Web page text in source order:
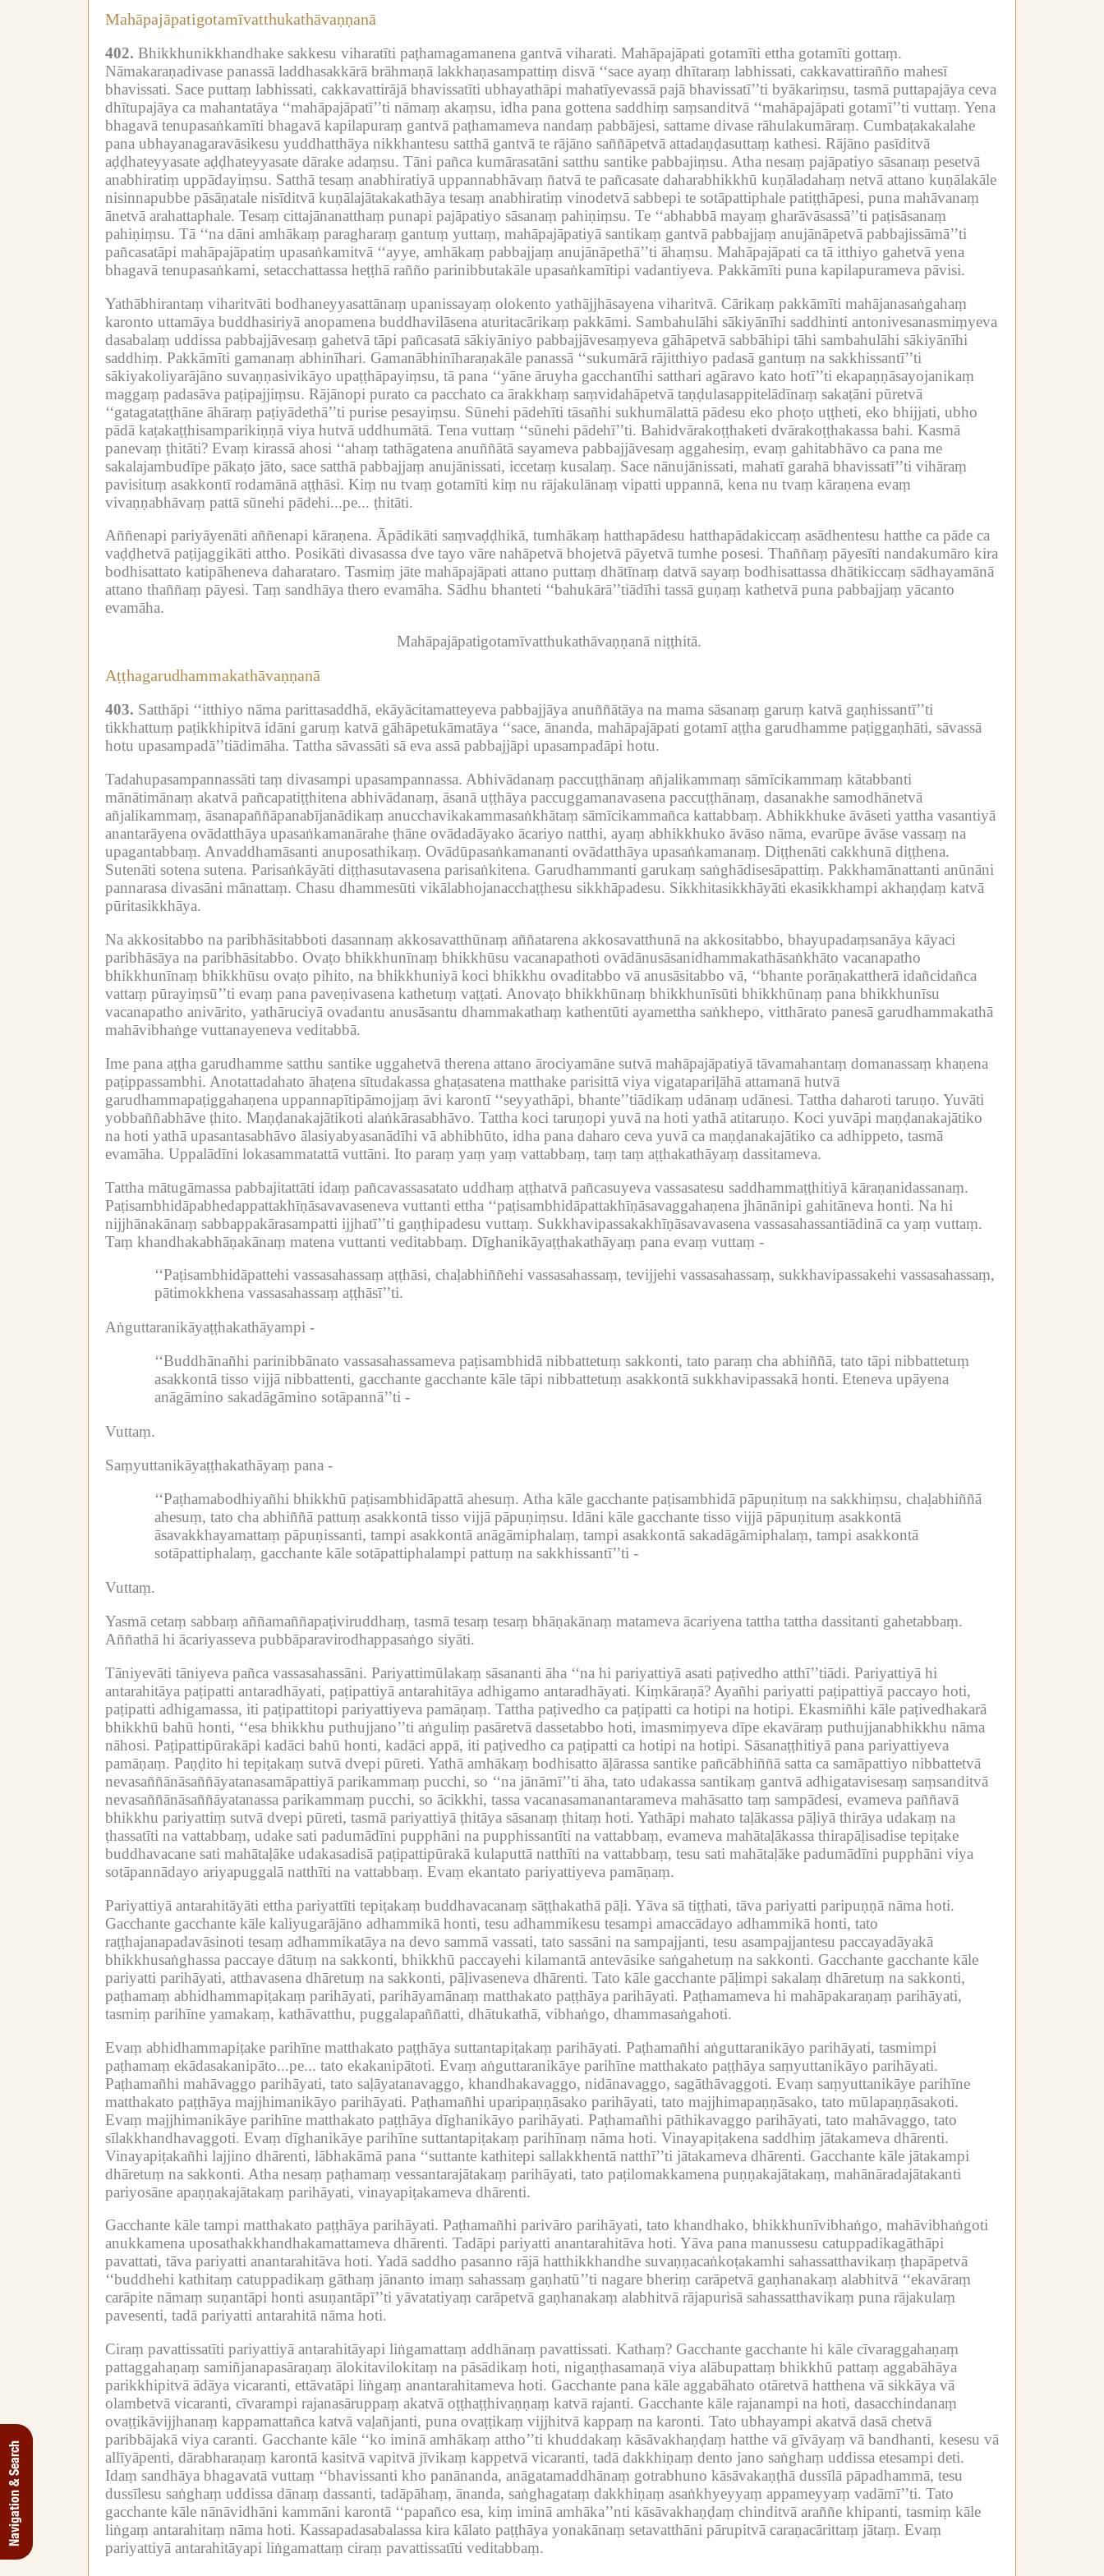
Navigation & Search
Mahāpajāpatigotamīvatthukathāvaṇṇanā
402. Bhikkhunikkhandhake sakkesu viharatīti paṭhamagamanena gantvā viharati. Mahāpajāpati gotamīti ettha gotamīti gottaṃ.
Nāmakaraṇadivase panassā laddhasakkārā brāhmaṇā lakkhaṇasampattiṃ disvā ‘‘sace ayaṃ dhītaraṃ labhissati, cakkavattirañño mahesī
bhavissati. Sace puttaṃ labhissati, cakkavattirājā bhavissatīti ubhayathāpi mahatīyevassā pajā bhavissatī’’ti byākariṃsu, tasmā puttapajāya ceva
dhītupajāya ca mahantatāya ‘‘mahāpajāpatī’’ti nāmaṃ akaṃsu, idha pana gottena saddhiṃ saṃsanditvā ‘‘mahāpajāpati gotamī’’ti vuttaṃ. Yena
bhagavā tenupasaṅkamīti bhagavā kapilapuraṃ gantvā paṭhamameva nandaṃ pabbājesi, sattame divase rāhulakumāraṃ. Cumbaṭakakalahe
pana ubhayanagaravāsikesu yuddhatthāya nikkhantesu satthā gantvā te rājāno saññāpetvā attadaṇḍasuttaṃ kathesi. Rājāno pasīditvā
aḍḍhateyyasate aḍḍhateyyasate dārake adaṃsu. Tāni pañca kumārasatāni satthu santike pabbajiṃsu. Atha nesaṃ pajāpatiyo sāsanaṃ pesetvā
anabhiratiṃ uppādayiṃsu. Satthā tesaṃ anabhiratiyā uppannabhāvaṃ ñatvā te pañcasate daharabhikkhū kuṇāladahaṃ netvā attano kuṇālakāle
nisinnapubbe pāsāṇatale nisīditvā kuṇālajātakakathāya tesaṃ anabhiratiṃ vinodetvā sabbepi te sotāpattiphale patiṭṭhāpesi, puna mahāvanaṃ
ānetvā arahattaphale. Tesaṃ cittajānanatthaṃ punapi pajāpatiyo sāsanaṃ pahiṇiṃsu. Te ‘‘abhabbā mayaṃ gharāvāsassā’’ti paṭisāsanaṃ
pahiṇiṃsu. Tā ‘‘na dāni amhākaṃ paragharaṃ gantuṃ yuttaṃ, mahāpajāpatiyā santikaṃ gantvā pabbajjaṃ anujānāpetvā pabbajissāmā’’ti
pañcasatāpi mahāpajāpatiṃ upasaṅkamitvā ‘‘ayye, amhākaṃ pabbajjaṃ anujānāpethā’’ti āhaṃsu. Mahāpajāpati ca tā itthiyo gahetvā yena
bhagavā tenupasaṅkami, setacchattassa heṭṭhā rañño parinibbutakāle upasaṅkamītipi vadantiyeva. Pakkāmīti puna kapilapurameva pāvisi.
Yathābhirantaṃ viharitvāti bodhaneyyasattānaṃ upanissayaṃ olokento yathājjhāsayena viharitvā. Cārikaṃ pakkāmīti mahājanasaṅgahaṃ
karonto uttamāya buddhasiriyā anopamena buddhavilāsena aturitacārikaṃ pakkāmi. Sambahulāhi sākiyānīhi saddhinti antonivesanasmiṃyeva
dasabalaṃ uddissa pabbajjāvesaṃ gahetvā tāpi pañcasatā sākiyāniyo pabbajjāvesaṃyeva gāhāpetvā sabbāhipi tāhi sambahulāhi sākiyānīhi
saddhiṃ. Pakkāmīti gamanaṃ abhinīhari. Gamanābhinīharaṇakāle panassā ‘‘sukumārā rājitthiyo padasā gantuṃ na sakkhissantī’’ti
sākiyakoliyarājāno suvaṇṇasivikāyo upaṭṭhāpayiṃsu, tā pana ‘‘yāne āruyha gacchantīhi satthari agāravo kato hotī’’ti ekapaṇṇāsayojanikaṃ
maggaṃ padasāva paṭipajjiṃsu. Rājānopi purato ca pacchato ca ārakkhaṃ saṃvidahāpetvā taṇḍulasappitelādīnaṃ sakaṭāni pūretvā
‘‘gatagataṭṭhāne āhāraṃ paṭiyādethā’’ti purise pesayiṃsu. Sūnehi pādehīti tāsañhi sukhumālattā pādesu eko phoṭo uṭṭheti, eko bhijjati, ubho
pādā kaṭakaṭṭhisamparikiṇṇā viya hutvā uddhumātā. Tena vuttaṃ ‘‘sūnehi pādehī’’ti. Bahidvārakoṭṭhaketi dvārakoṭṭhakassa bahi. Kasmā
panevaṃ ṭhitāti? Evaṃ kirassā ahosi ‘‘ahaṃ tathāgatena anuññātā sayameva pabbajjāvesaṃ aggahesiṃ, evaṃ gahitabhāvo ca pana me
sakalajambudīpe pākaṭo jāto, sace satthā pabbajjaṃ anujānissati, iccetaṃ kusalaṃ. Sace nānujānissati, mahatī garahā bhavissatī’’ti vihāraṃ
pavisituṃ asakkontī rodamānā aṭṭhāsi. Kiṃ nu tvaṃ gotamīti kiṃ nu rājakulānaṃ vipatti uppannā, kena nu tvaṃ kāraṇena evaṃ
vivaṇṇabhāvaṃ pattā sūnehi pādehi...pe... ṭhitāti.
Aññenapi pariyāyenāti aññenapi kāraṇena. Āpādikāti saṃvaḍḍhikā, tumhākaṃ hatthapādesu hatthapādakiccaṃ asādhentesu hatthe ca pāde ca
vaḍḍhetvā paṭijaggikāti attho. Posikāti divasassa dve tayo vāre nahāpetvā bhojetvā pāyetvā tumhe posesi. Thaññaṃ pāyesīti nandakumāro kira
bodhisattato katipāheneva daharataro. Tasmiṃ jāte mahāpajāpati attano puttaṃ dhātīnaṃ datvā sayaṃ bodhisattassa dhātikiccaṃ sādhayamānā
attano thaññaṃ pāyesi. Taṃ sandhāya thero evamāha. Sādhu bhanteti ‘‘bahukārā’’tiādīhi tassā guṇaṃ kathetvā puna pabbajjaṃ yācanto
evamāha.
Mahāpajāpatigotamīvatthukathāvaṇṇanā niṭṭhitā.
Aṭṭhagarudhammakathāvaṇṇanā
403. Satthāpi ‘‘itthiyo nāma parittasaddhā, ekāyācitamatteyeva pabbajjāya anuññātāya na mama sāsanaṃ garuṃ katvā gaṇhissantī’’ti
tikkhattuṃ paṭikkhipitvā idāni garuṃ katvā gāhāpetukāmatāya ‘‘sace, ānanda, mahāpajāpati gotamī aṭṭha garudhamme paṭiggaṇhāti, sāvassā
hotu upasampadā’’tiādimāha. Tattha sāvassāti sā eva assā pabbajjāpi upasampadāpi hotu.
Tadahupasampannassāti taṃ divasampi upasampannassa. Abhivādanaṃ paccuṭṭhānaṃ añjalikammaṃ sāmīcikammaṃ kātabbanti
mānātimānaṃ akatvā pañcapatiṭṭhitena abhivādanaṃ, āsanā uṭṭhāya paccuggamanavasena paccuṭṭhānaṃ, dasanakhe samodhānetvā
añjalikammaṃ, āsanapaññāpanabījanādikaṃ anucchavikakammasaṅkhātaṃ sāmīcikammañca kattabbaṃ. Abhikkhuke āvāseti yattha vasantiyā
anantarāyena ovādatthāya upasaṅkamanārahe ṭhāne ovādadāyako ācariyo natthi, ayaṃ abhikkhuko āvāso nāma, evarūpe āvāse vassaṃ na
upagantabbaṃ. Anvaddhamāsanti anuposathikaṃ. Ovādūpasaṅkamananti ovādatthāya upasaṅkamanaṃ. Diṭṭhenāti cakkhunā diṭṭhena.
Sutenāti sotena sutena. Parisaṅkāyāti diṭṭhasutavasena parisaṅkitena. Garudhammanti garukaṃ saṅghādisesāpattiṃ. Pakkhamānattanti anūnāni
pannarasa divasāni mānattaṃ. Chasu dhammesūti vikālabhojanacchaṭṭhesu sikkhāpadesu. Sikkhitasikkhāyāti ekasikkhampi akhaṇḍaṃ katvā
pūritasikkhāya.
Na akkositabbo na paribhāsitabboti dasannaṃ akkosavatthūnaṃ aññatarena akkosavatthunā na akkositabbo, bhayupadaṃsanāya kāyaci
paribhāsāya na paribhāsitabbo. Ovaṭo bhikkhunīnaṃ bhikkhūsu vacanapathoti ovādānusāsanidhammakathāsaṅkhāto vacanapatho
bhikkhunīnaṃ bhikkhūsu ovaṭo pihito, na bhikkhuniyā koci bhikkhu ovaditabbo vā anusāsitabbo vā, ‘‘bhante porāṇakattherā idañcidañca
vattaṃ pūrayiṃsū’’ti evaṃ pana paveṇivasena kathetuṃ vaṭṭati. Anovaṭo bhikkhūnaṃ bhikkhunīsūti bhikkhūnaṃ pana bhikkhunīsu
vacanapatho anivārito, yathāruciyā ovadantu anusāsantu dhammakathaṃ kathentūti ayamettha saṅkhepo, vitthārato panesā garudhammakathā
mahāvibhaṅge vuttanayeneva veditabbā.
Ime pana aṭṭha garudhamme satthu santike uggahetvā therena attano ārociyamāne sutvā mahāpajāpatiyā tāvamahantaṃ domanassaṃ khaṇena
paṭippassambhi. Anotattadahato āhaṭena sītudakassa ghaṭasatena matthake parisittā viya vigatapariḷāhā attamanā hutvā
garudhammapaṭiggahaṇena uppannapītipāmojjaṃ āvi karontī ‘‘seyyathāpi, bhante’’tiādikaṃ udānaṃ udānesi. Tattha daharoti taruṇo. Yuvāti
yobbaññabhāve ṭhito. Maṇḍanakajātikoti alaṅkārasabhāvo. Tattha koci taruṇopi yuvā na hoti yathā atitaruṇo. Koci yuvāpi maṇḍanakajātiko
na hoti yathā upasantasabhāvo ālasiyabyasanādīhi vā abhibhūto, idha pana daharo ceva yuvā ca maṇḍanakajātiko ca adhippeto, tasmā
evamāha. Uppalādīni lokasammatattā vuttāni. Ito paraṃ yaṃ yaṃ vattabbaṃ, taṃ taṃ aṭṭhakathāyaṃ dassitameva.
Tattha mātugāmassa pabbajitattāti idaṃ pañcavassasatato uddhaṃ aṭṭhatvā pañcasuyeva vassasatesu saddhammaṭṭhitiyā kāraṇanidassanaṃ.
Paṭisambhidāpabhedappattakhīṇāsavavaseneva vuttanti ettha ‘‘paṭisambhidāpattakhīṇāsavaggahaṇena jhānānipi gahitāneva honti. Na hi
nijjhānakānaṃ sabbappakārasampatti ijjhatī’’ti gaṇṭhipadesu vuttaṃ. Sukkhavipassakakhīṇāsavavasena vassasahassantiādinā ca yaṃ vuttaṃ.
Taṃ khandhakabhāṇakānaṃ matena vuttanti veditabbaṃ. Dīghanikāyaṭṭhakathāyaṃ pana evaṃ vuttaṃ -
‘‘Paṭisambhidāpattehi vassasahassaṃ aṭṭhāsi, chaḷabhiññehi vassasahassaṃ, tevijjehi vassasahassaṃ, sukkhavipassakehi vassasahassaṃ,
pātimokkhena vassasahassaṃ aṭṭhāsī’’ti.
Aṅguttaranikāyaṭṭhakathāyampi -
‘‘Buddhānañhi parinibbānato vassasahassameva paṭisambhidā nibbattetuṃ sakkonti, tato paraṃ cha abhiññā, tato tāpi nibbattetuṃ
asakkontā tisso vijjā nibbattenti, gacchante gacchante kāle tāpi nibbattetuṃ asakkontā sukkhavipassakā honti. Eteneva upāyena
anāgāmino sakadāgāmino sotāpannā’’ti -
Vuttaṃ.
Saṃyuttanikāyaṭṭhakathāyaṃ pana -
‘‘Paṭhamabodhiyañhi bhikkhū paṭisambhidāpattā ahesuṃ. Atha kāle gacchante paṭisambhidā pāpuṇituṃ na sakkhiṃsu, chaḷabhiññā
ahesuṃ, tato cha abhiññā pattuṃ asakkontā tisso vijjā pāpuṇiṃsu. Idāni kāle gacchante tisso vijjā pāpuṇituṃ asakkontā
āsavakkhayamattaṃ pāpuṇissanti, tampi asakkontā anāgāmiphalaṃ, tampi asakkontā sakadāgāmiphalaṃ, tampi asakkontā
sotāpattiphalaṃ, gacchante kāle sotāpattiphalampi pattuṃ na sakkhissantī’’ti -
Vuttaṃ.
Yasmā cetaṃ sabbaṃ aññamaññapaṭiviruddhaṃ, tasmā tesaṃ tesaṃ bhāṇakānaṃ matameva ācariyena tattha tattha dassitanti gahetabbaṃ.
Aññathā hi ācariyasseva pubbāparavirodhappasaṅgo siyāti.
Tāniyevāti tāniyeva pañca vassasahassāni. Pariyattimūlakaṃ sāsananti āha ‘‘na hi pariyattiyā asati paṭivedho atthī’’tiādi. Pariyattiyā hi
antarahitāya paṭipatti antaradhāyati, paṭipattiyā antarahitāya adhigamo antaradhāyati. Kiṃkāraṇā? Ayañhi pariyatti paṭipattiyā paccayo hoti,
paṭipatti adhigamassa, iti paṭipattitopi pariyattiyeva pamāṇaṃ. Tattha paṭivedho ca paṭipatti ca hotipi na hotipi. Ekasmiñhi kāle paṭivedhakarā
bhikkhū bahū honti, ‘‘esa bhikkhu puthujjano’’ti aṅguliṃ pasāretvā dassetabbo hoti, imasmiṃyeva dīpe ekavāraṃ puthujjanabhikkhu nāma
nāhosi. Paṭipattipūrakāpi kadāci bahū honti, kadāci appā, iti paṭivedho ca paṭipatti ca hotipi na hotipi. Sāsanaṭṭhitiyā pana pariyattiyeva
pamāṇaṃ. Paṇḍito hi tepiṭakaṃ sutvā dvepi pūreti. Yathā amhākaṃ bodhisatto āḷārassa santike pañcābhiññā satta ca samāpattiyo nibbattetvā
nevasaññānāsaññāyatanasamāpattiyā parikammaṃ pucchi, so ‘‘na jānāmī’’ti āha, tato udakassa santikaṃ gantvā adhigatavisesaṃ saṃsanditvā
nevasaññānāsaññāyatanassa parikammaṃ pucchi, so ācikkhi, tassa vacanasamanantarameva mahāsatto taṃ sampādesi, evameva paññavā
bhikkhu pariyattiṃ sutvā dvepi pūreti, tasmā pariyattiyā ṭhitāya sāsanaṃ ṭhitaṃ hoti. Yathāpi mahato taḷākassa pāḷiyā thirāya udakaṃ na
ṭhassatīti na vattabbaṃ, udake sati padumādīni pupphāni na pupphissantīti na vattabbaṃ, evameva mahātaḷākassa thirapāḷisadise tepiṭake
buddhavacane sati mahātaḷāke udakasadisā paṭipattipūrakā kulaputtā natthīti na vattabbaṃ, tesu sati mahātaḷāke padumādīni pupphāni viya
sotāpannādayo ariyapuggalā natthīti na vattabbaṃ. Evaṃ ekantato pariyattiyeva pamāṇaṃ.
Pariyattiyā antarahitāyāti ettha pariyattīti tepiṭakaṃ buddhavacanaṃ sāṭṭhakathā pāḷi. Yāva sā tiṭṭhati, tāva pariyatti paripuṇṇā nāma hoti.
Gacchante gacchante kāle kaliyugarājāno adhammikā honti, tesu adhammikesu tesampi amaccādayo adhammikā honti, tato
raṭṭhajanapadavāsinoti tesaṃ adhammikatāya na devo sammā vassati, tato sassāni na sampajjanti, tesu asampajjantesu paccayadāyakā
bhikkhusaṅghassa paccaye dātuṃ na sakkonti, bhikkhū paccayehi kilamantā antevāsike saṅgahetuṃ na sakkonti. Gacchante gacchante kāle
pariyatti parihāyati, atthavasena dhāretuṃ na sakkonti, pāḷivaseneva dhārenti. Tato kāle gacchante pāḷimpi sakalaṃ dhāretuṃ na sakkonti,
paṭhamaṃ abhidhammapiṭakaṃ parihāyati, parihāyamānaṃ matthakato paṭṭhāya parihāyati. Paṭhamameva hi mahāpakaraṇaṃ parihāyati,
tasmiṃ parihīne yamakaṃ, kathāvatthu, puggalapaññatti, dhātukathā, vibhaṅgo, dhammasaṅgahoti.
Evaṃ abhidhammapiṭake parihīne matthakato paṭṭhāya suttantapiṭakaṃ parihāyati. Paṭhamañhi aṅguttaranikāyo parihāyati, tasmimpi
paṭhamaṃ ekādasakanipāto...pe... tato ekakanipātoti. Evaṃ aṅguttaranikāye parihīne matthakato paṭṭhāya saṃyuttanikāyo parihāyati.
Paṭhamañhi mahāvaggo parihāyati, tato saḷāyatanavaggo, khandhakavaggo, nidānavaggo, sagāthāvaggoti. Evaṃ saṃyuttanikāye parihīne
matthakato paṭṭhāya majjhimanikāyo parihāyati. Paṭhamañhi uparipaṇṇāsako parihāyati, tato majjhimapaṇṇāsako, tato mūlapaṇṇāsakoti.
Evaṃ majjhimanikāye parihīne matthakato paṭṭhāya dīghanikāyo parihāyati. Paṭhamañhi pāthikavaggo parihāyati, tato mahāvaggo, tato
sīlakkhandhavaggoti. Evaṃ dīghanikāye parihīne suttantapiṭakaṃ parihīnaṃ nāma hoti. Vinayapiṭakena saddhiṃ jātakameva dhārenti.
Vinayapiṭakañhi lajjino dhārenti, lābhakāmā pana ‘‘suttante kathitepi sallakkhentā natthī’’ti jātakameva dhārenti. Gacchante kāle jātakampi
dhāretuṃ na sakkonti. Atha nesaṃ paṭhamaṃ vessantarajātakaṃ parihāyati, tato paṭilomakkamena puṇṇakajātakaṃ, mahānāradajātakanti
pariyosāne apaṇṇakajātakaṃ parihāyati, vinayapiṭakameva dhārenti.
Gacchante kāle tampi matthakato paṭṭhāya parihāyati. Paṭhamañhi parivāro parihāyati, tato khandhako, bhikkhunīvibhaṅgo, mahāvibhaṅgoti
anukkamena uposathakkhandhakamattameva dhārenti. Tadāpi pariyatti anantarahitāva hoti. Yāva pana manussesu catuppadikagāthāpi
pavattati, tāva pariyatti anantarahitāva hoti. Yadā saddho pasanno rājā hatthikkhandhe suvaṇṇacaṅkoṭakamhi sahassatthavikaṃ ṭhapāpetvā
‘‘buddhehi kathitaṃ catuppadikaṃ gāthaṃ jānanto imaṃ sahassaṃ gaṇhatū’’ti nagare bheriṃ carāpetvā gaṇhanakaṃ alabhitvā ‘‘ekavāraṃ
carāpite nāmaṃ suṇantāpi honti asuṇantāpī’’ti yāvatatiyaṃ carāpetvā gaṇhanakaṃ alabhitvā rājapurisā sahassatthavikaṃ puna rājakulaṃ
pavesenti, tadā pariyatti antarahitā nāma hoti.
Ciraṃ pavattissatīti pariyattiyā antarahitāyapi liṅgamattaṃ addhānaṃ pavattissati. Kathaṃ? Gacchante gacchante hi kāle cīvaraggahaṇaṃ
pattaggahaṇaṃ samiñjanapasāraṇaṃ ālokitavilokitaṃ na pāsādikaṃ hoti, nigaṇṭhasamaṇā viya alābupattaṃ bhikkhū pattaṃ aggabāhāya
parikkhipitvā ādāya vicaranti, ettāvatāpi liṅgaṃ anantarahitameva hoti. Gacchante pana kāle aggabāhato otāretvā hatthena vā sikkāya vā
olambetvā vicaranti, cīvarampi rajanasāruppaṃ akatvā oṭṭhaṭṭhivaṇṇaṃ katvā rajanti. Gacchante kāle rajanampi na hoti, dasacchindanaṃ
ovaṭṭikāvijjhanaṃ kappamattañca katvā vaḷañjanti, puna ovaṭṭikaṃ vijjhitvā kappaṃ na karonti. Tato ubhayampi akatvā dasā chetvā
paribbājakā viya caranti. Gacchante kāle ‘‘ko iminā amhākaṃ attho’’ti khuddakaṃ kāsāvakhaṇḍaṃ hatthe vā gīvāyaṃ vā bandhanti, kesesu vā
allīyāpenti, dārabharaṇaṃ karontā kasitvā vapitvā jīvikaṃ kappetvā vicaranti, tadā dakkhiṇaṃ dento jano saṅghaṃ uddissa etesampi deti.
Idaṃ sandhāya bhagavatā vuttaṃ ‘‘bhavissanti kho panānanda, anāgatamaddhānaṃ gotrabhuno kāsāvakaṇṭhā dussīlā pāpadhammā, tesu
dussīlesu saṅghaṃ uddissa dānaṃ dassanti, tadāpāhaṃ, ānanda, saṅghagataṃ dakkhiṇaṃ asaṅkhyeyyaṃ appameyyaṃ vadāmī’’ti. Tato
gacchante kāle nānāvidhāni kammāni karontā ‘‘papañco esa, kiṃ iminā amhāka’’nti kāsāvakhaṇḍaṃ chinditvā araññe khipanti, tasmiṃ kāle
liṅgaṃ antarahitaṃ nāma hoti. Kassapadasabalassa kira kālato paṭṭhāya yonakānaṃ setavatthāni pārupitvā caraṇacārittaṃ jātaṃ. Evaṃ
pariyattiyā antarahitāyapi liṅgamattaṃ ciraṃ pavattissatīti veditabbaṃ.